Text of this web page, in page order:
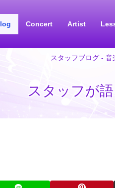
Concert Artist
スタッフブログ - 音
スタッフが